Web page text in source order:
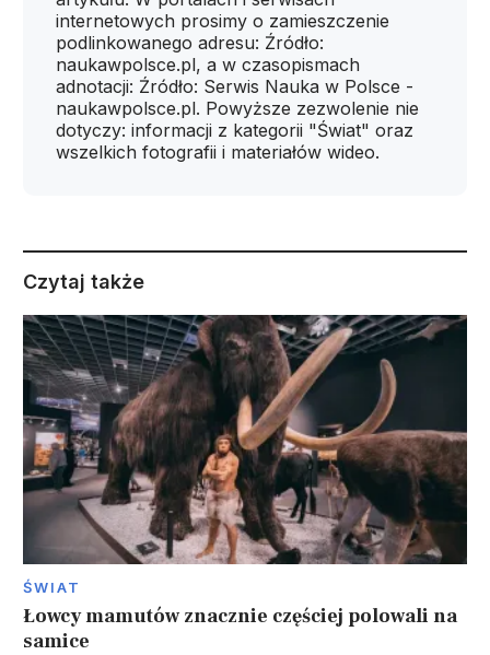
internetowych prosimy o zamieszczenie
podlinkowanego adresu: Źródło:
naukawpolsce.pl, a w czasopismach
adnotacji: Źródło: Serwis Nauka w Polsce -
naukawpolsce.pl. Powyższe zezwolenie nie
dotyczy: informacji z kategorii "Świat" oraz
wszelkich fotografii i materiałów wideo.
Czytaj także
ŚWIAT
Łowcy mamutów znacznie częściej polowali na
samice